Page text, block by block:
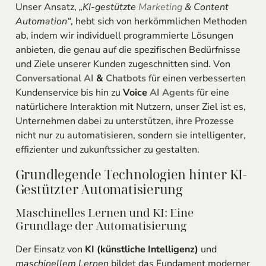
Unser Ansatz, „KI-gestützte Marketing& Content
Automation“, hebt sich von herkömmlichen Methoden
ab, indem wir individuell programmierte Lösungen
anbieten, die genau auf die spezifischen Bedürfnisse
und Ziele unserer Kunden zugeschnitten sind. Von
Conversational AI & Chatbotsfür einen verbesserten
Kundenservice bis hin zu VoiceAI Agentsfür eine
natürlichere Interaktion mit Nutzern, unser Ziel ist es,
Unternehmen dabei zu unterstützen, ihre Prozesse
nicht nur zu automatisieren, sondern sie intelligenter,
effizienter und zukunftssicher zu gestalten.
Grundlegende Technologien hinter KI-
Gestützter Automatisierung
Maschinelles Lernen und KI: Eine
Grundlage der Automatisierung
Der Einsatz von KI (künstliche Intelligenz) und
maschinellem Lernenbildet das Fundament moderner